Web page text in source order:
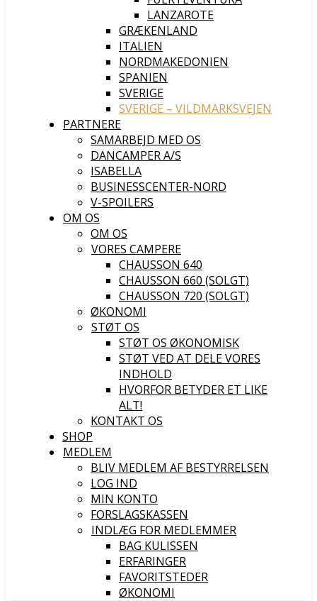
LANZAROTE
GRÆKENLAND
ITALIEN
NORDMAKEDONIEN
SPANIEN
SVERIGE
SVERIGE – VILDMARKSVEJEN
PARTNERE
SAMARBEJD MED OS
DANCAMPER A/S
ISABELLA
BUSINESSCENTER-NORD
V-SPOILERS
OM OS
OM OS
VORES CAMPERE
CHAUSSON 640
CHAUSSON 660 (SOLGT)
CHAUSSON 720 (SOLGT)
ØKONOMI
STØT OS
STØT OS ØKONOMISK
STØT VED AT DELE VORES
INDHOLD
HVORFOR BETYDER ET LIKE
ALT!
KONTAKT OS
SHOP
MEDLEM
BLIV MEDLEM AF BESTYRRELSEN
LOG IND
MIN KONTO
FORSLAGSKASSEN
INDLÆG FOR MEDLEMMER
BAG KULISSEN
ERFARINGER
FAVORITSTEDER
ØKONOMI